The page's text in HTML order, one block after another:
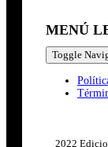
MENÚ
Toggle
2022